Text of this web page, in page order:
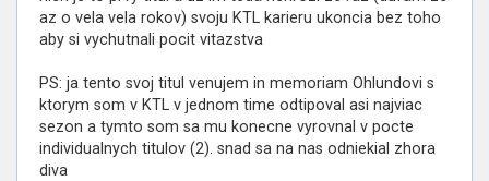
az o vela vela rokov) svoju KTL karieru ukoncia bez toho
aby si vychutnali pocit vitazstva
PS: ja tento svoj titul venujem in memoriam Ohlundovi s
ktorym som v KTL v jednom time odtipoval asi najviac
sezon a tymto som sa mu konecne vyrovnal v pocte
individualnych titulov (2). snad sa na nas odniekial zhora
diva